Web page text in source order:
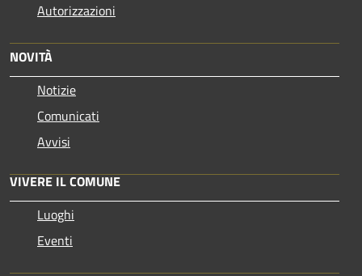
Autorizzazioni
NOVITÀ
Notizie
Comunicati
Avvisi
VIVERE IL COMUNE
Luoghi
Eventi